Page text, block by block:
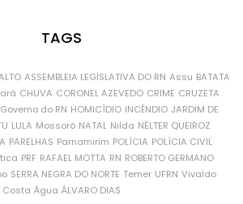
TAGS
ASSEMBLEIA LEGISLATIVA DO RN Assu BATATA
CHUVA CORONEL AZEVEDO CRIME CRUZETA
Governo do RN HOMICÍDIO INCÊNDIO JARDIM DE
LULA Mossoró NATAL Nilda NÉLTER QUEIROZ
PARELHAS Parnamirim POLÍCIA POLÍCIA CIVIL
PRF RAFAEL MOTTA RN ROBERTO GERMANO
SERRA NEGRA DO NORTE Temer UFRN Vivaldo
Costa Água ÁLVARO DIAS